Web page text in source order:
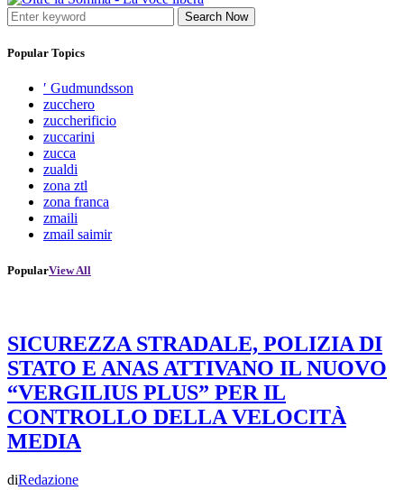
Search Now
Popular Topics
′ Gudmundsson
zucchero
zuccherificio
zuccarini
zucca
zualdi
zona ztl
zona franca
zmaili
zmail saimir
PopularView All
SICUREZZA STRADALE, POLIZIA DI
STATO E ANAS ATTIVANO IL NUOVO
“VERGILIUS PLUS” PER IL
CONTROLLO DELLA VELOCITÀ
MEDIA
diRedazione